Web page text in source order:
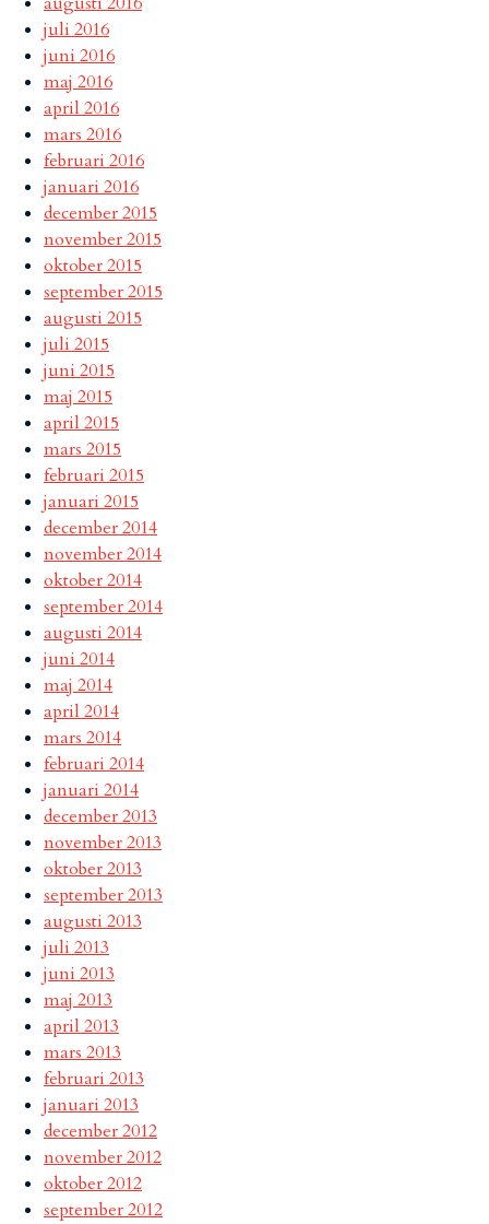
juli 2016
juni 2016
maj 2016
april 2016
mars 2016
februari 2016
januari 2016
december 2015
november 2015
oktober 2015
september 2015
augusti 2015
juli 2015
juni 2015
maj 2015
april 2015
mars 2015
februari 2015
januari 2015
december 2014
november 2014
oktober 2014
september 2014
augusti 2014
juni 2014
maj 2014
april 2014
mars 2014
februari 2014
januari 2014
december 2013
november 2013
oktober 2013
september 2013
augusti 2013
juli 2013
juni 2013
maj 2013
april 2013
mars 2013
februari 2013
januari 2013
december 2012
november 2012
oktober 2012
september 2012